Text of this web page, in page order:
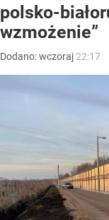
polsko-
wzmożenie”
Dodano:wczoraj 22:17